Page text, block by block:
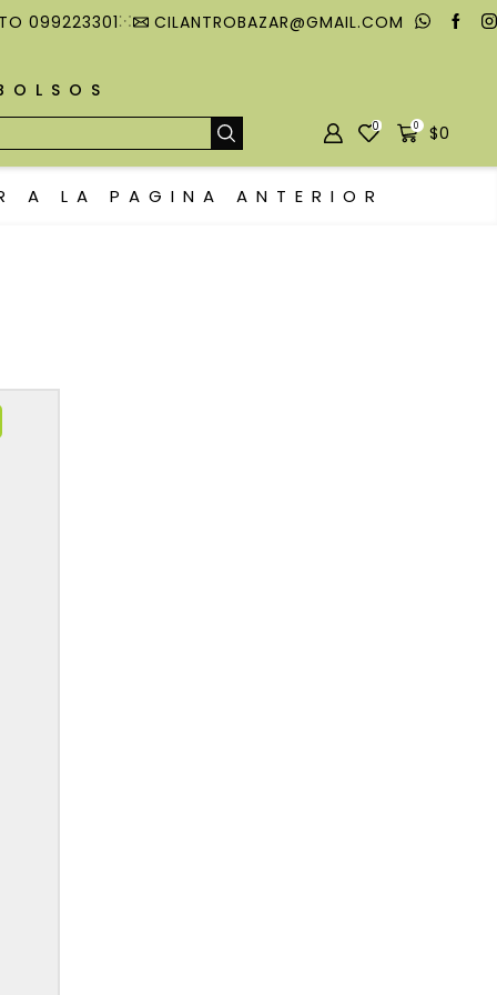
099223301
CILANTROBAZAR@GMAIL.COM
0 0 $0
A LA PAGINA ANTERIOR